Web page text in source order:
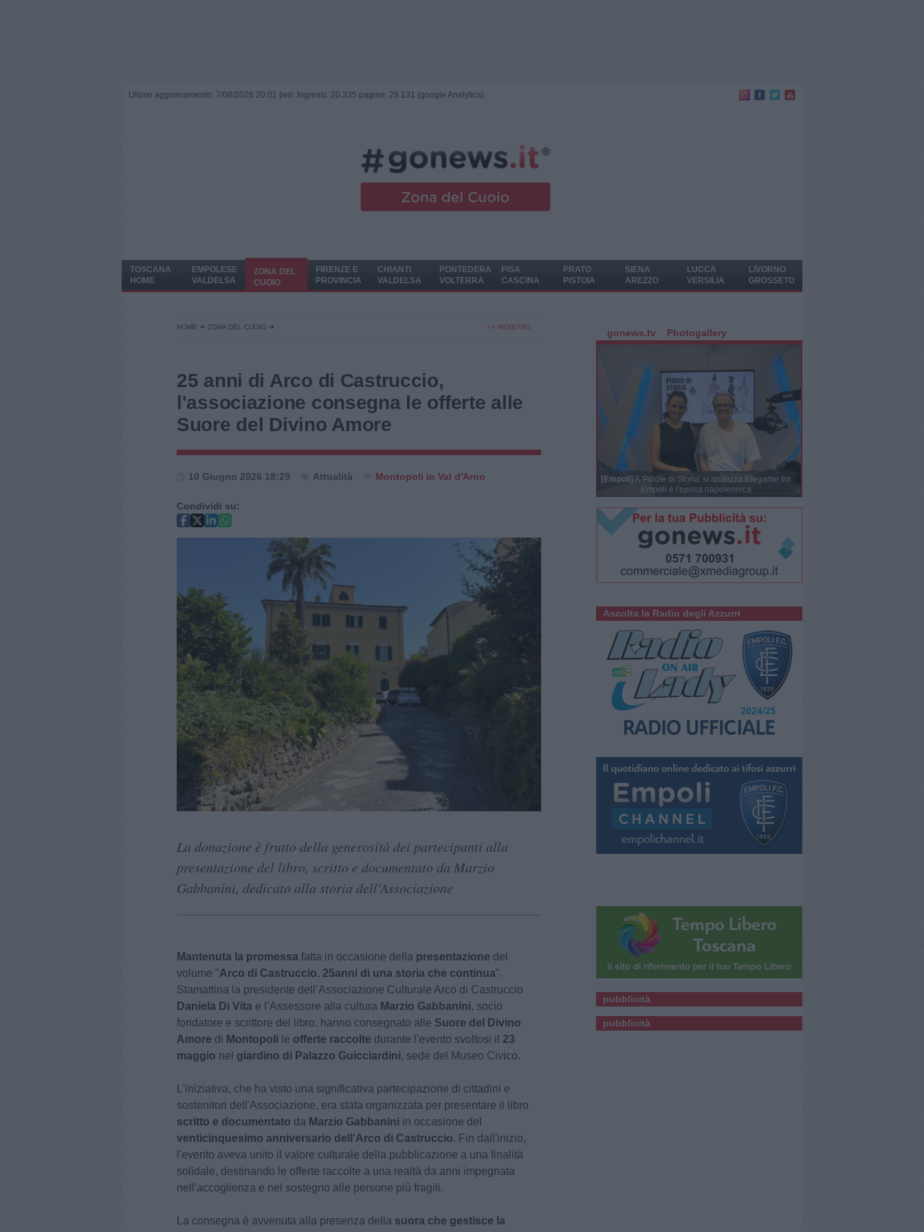
Ultimo aggiornamento: 7/08/2026 20:01 | ieri: Ingressi: 20.335 pagine: 29.131 (google Analytics)
TOSCANA
HOME
EMPOLESE
VALDELSA
ZONA DEL
CUOIO
FIRENZE E
PROVINCIA
CHIANTI
VALDELSA
PONTEDERA
VOLTERRA
PISA
CASCINA
PRATO
PISTOIA
SIENA
AREZZO
LUCCA
VERSILIA
LIVORNO
GROSSETO
HOME ZONA DEL CUOIO << INDIETRO
25 anni di Arco di Castruccio,
l'associazione consegna le offerte alle
Suore del Divino Amore
10 Giugno 2026 18:29 Attualità Montopoli in Val d'Arno
Condividi su:
La donazione è frutto della generosità dei partecipanti alla
presentazione del libro, scritto e documentato da Marzio
Gabbanini, dedicato alla storia dell'Associazione
Mantenuta la promessa fatta in occasione della presentazione del
volume "Arco di Castruccio. 25anni di una storia che continua".
Stamattina la presidente dell’Associazione Culturale Arco di Castruccio
Daniela Di Vita e l’Assessore alla cultura Marzio Gabbanini, socio
fondatore e scrittore del libro, hanno consegnato alle Suore del Divino
Amore di Montopoli le offerte raccolte durante l'evento svoltosi il 23
maggio nel giardino di Palazzo Guicciardini, sede del Museo Civico.
L'iniziativa, che ha visto una significativa partecipazione di cittadini e
sostenitori dell'Associazione, era stata organizzata per presentare il libro
scritto e documentato da Marzio Gabbanini in occasione del
venticinquesimo anniversario dell'Arco di Castruccio. Fin dall'inizio,
l'evento aveva unito il valore culturale della pubblicazione a una finalità
solidale, destinando le offerte raccolte a una realtà da anni impegnata
nell'accoglienza e nel sostegno alle persone più fragili.
La consegna è avvenuta alla presenza della suora che gestisce la
gonews.tv Photogallery
[Empoli] A 'Pillole di Storia' si analizza il legame tra
Empoli e l'epoca napoleonica
Ascolta la Radio degli Azzurri
pubblicità
pubblicità